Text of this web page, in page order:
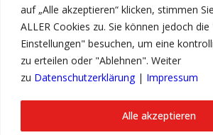
auf „Alle akzeptieren“ klicken, stimmen
ALLER Cookies zu. Sie können jedoch
Einstellungen" besuchen, um eine
zu erteilen oder "Ablehnen". Weiter
zu Datenschutzerklärung| Impressum
Alle akzeptieren
Service
News
Kontakt
Datenschutzerklärung